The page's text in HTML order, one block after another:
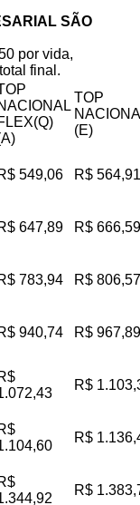
SÃO
por vida,
final.
TOP
(E)
549,06 R$ 564,91
647,89 R$ 666,59
783,94 R$ 806,57
940,74 R$ 967,89
R$
R$
R$